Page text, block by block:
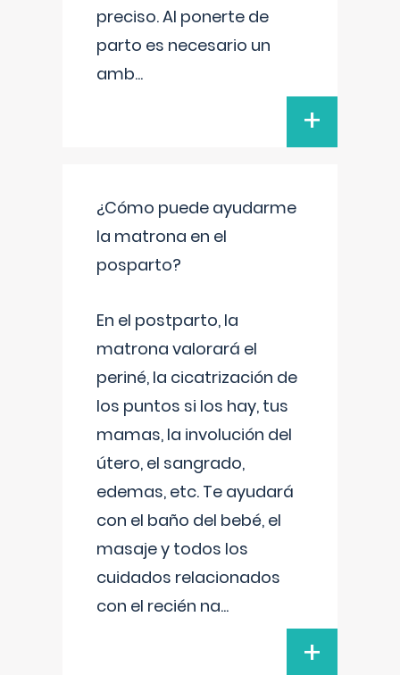
preciso. Al ponerte de
parto es necesario un
amb...
+
¿Cómo puede ayudarme
la matrona en el
posparto?
En el postparto, la
matrona valorará el
periné, la cicatrización de
los puntos si los hay, tus
mamas, la involución del
útero, el sangrado,
edemas, etc. Te ayudará
con el baño del bebé, el
masaje y todos los
cuidados relacionados
con el recién na...
+